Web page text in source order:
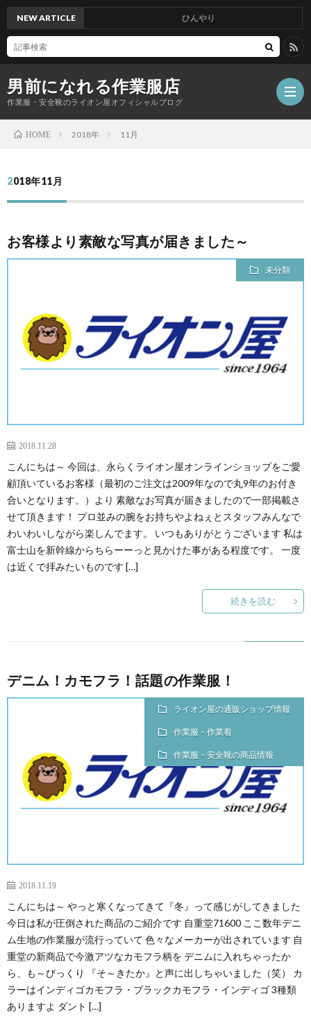
男前になれる作業服店
作業服・安全靴のライオン屋オフィシャルブログ
NEW ARTICLE ひんやり
HOME 2018年 11月
2018年11月
お客様より素敵な写真が届きました～
未分類
2018.11.28
こんにちは～ 今回は、永らくライオン屋オンラインショップをご愛
顧頂いているお客様（最初のご注文は2009年なので丸9年のお付き
合いとなります。）より 素敵なお写真が届きましたので一部掲載さ
せて頂きます！ プロ並みの腕をお持ちやよねぇとスタッフみんなで
わいわいしながら楽しんでます。 いつもありがとうございます 私は
富士山を新幹線からちらーーっと見かけた事がある程度です。 一度
は近くで拝みたいものです […]
続きを読む
デニム！カモフラ！話題の作業服！
ライオン屋の通販ショップ情報
作業服・作業着
作業服・安全靴の商品情報
2018.11.19
こんにちは～ やっと寒くなってきて『冬』って感じがしてきました
今日は私が圧倒された商品のご紹介です 自重堂71600 ここ数年デニ
ム生地の作業服が流行っていて 色々なメーカーが出されています 自
重堂の新商品で今激アツなカモフラ柄を デニムに入れちゃったか
ら、も～びっくり 『そ～きたか』と声に出しちゃいました（笑） カ
ラーはインディゴカモフラ・ブラックカモフラ・インディゴ 3種類
ありますよ ダント […]